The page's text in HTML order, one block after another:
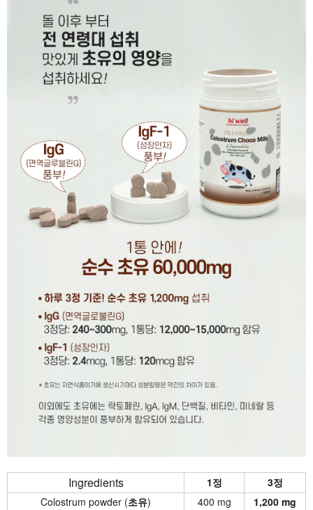
Ingredients 1정
3정
Colostrum powder (초유) 400 mg
1,200 mg